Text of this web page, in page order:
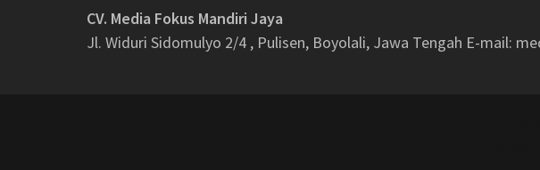
CV. Media Fokus Mandiri Jaya
Jl. Widuri Sidomulyo 2/4 , Pulisen, Boyolali, Jawa Tengah E-mail: